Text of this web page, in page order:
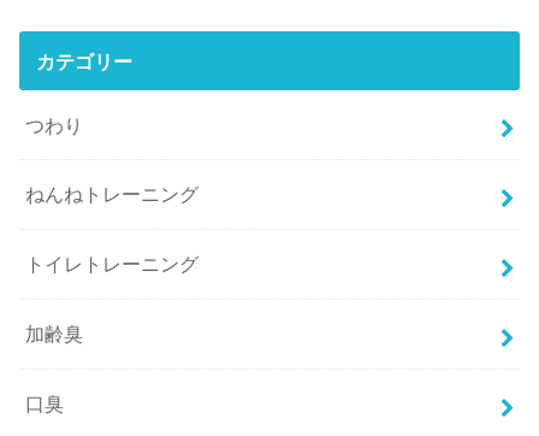
カテゴリー
つわり
ねんねトレーニング
トイレトレーニング
加齢臭
口臭